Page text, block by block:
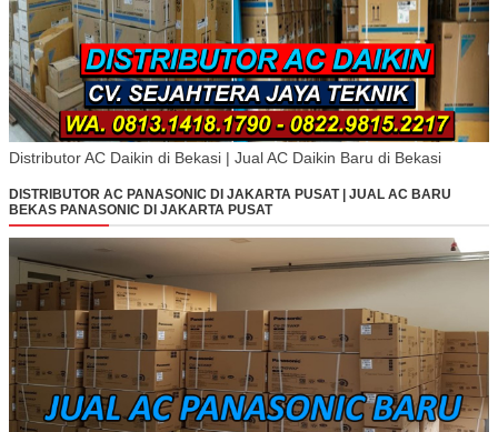
Distributor AC Daikin di Bekasi | Jual AC Daikin Baru di Bekasi
DISTRIBUTOR AC PANASONIC DI JAKARTA PUSAT | JUAL AC BARU
BEKAS PANASONIC DI JAKARTA PUSAT